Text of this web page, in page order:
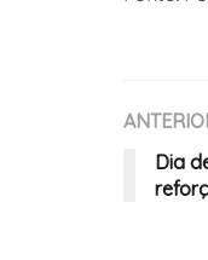
Dia